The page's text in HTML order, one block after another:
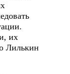
их
Лилькин